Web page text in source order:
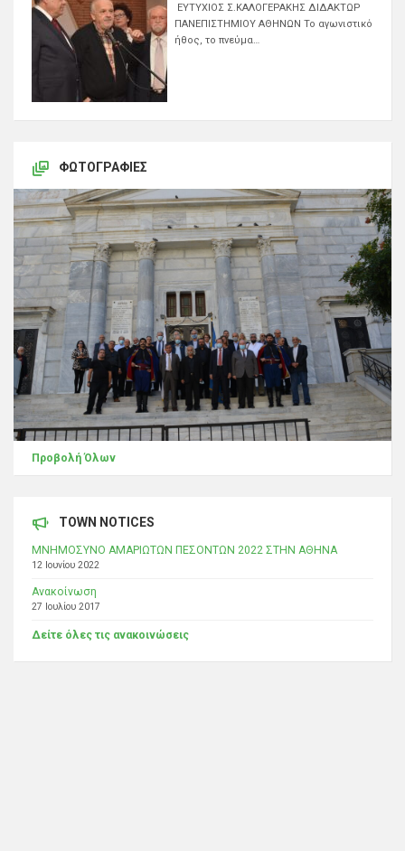
ΕΥΤΥΧΙΟΣ Σ.ΚΑΛΟΓΕΡΑΚΗΣ ΔΙΔΑΚΤΩΡ
ΠΑΝΕΠΙΣΤΗΜΙΟΥ ΑΘΗΝΩΝ Το αγωνιστικό
ήθος, το πνεύμα…
ΦΩΤΟΓΡΑΦΊΕΣ
Προβολή Όλων
TOWN NOTICES
ΜΝΗΜΟΣΥΝΟ ΑΜΑΡΙΩΤΩΝ ΠΕΣΟΝΤΩΝ 2022 ΣΤΗΝ ΑΘΗΝΑ
12 Ιουνίου 2022
Ανακοίνωση
27 Ιουλίου 2017
Δείτε όλες τις ανακοινώσεις